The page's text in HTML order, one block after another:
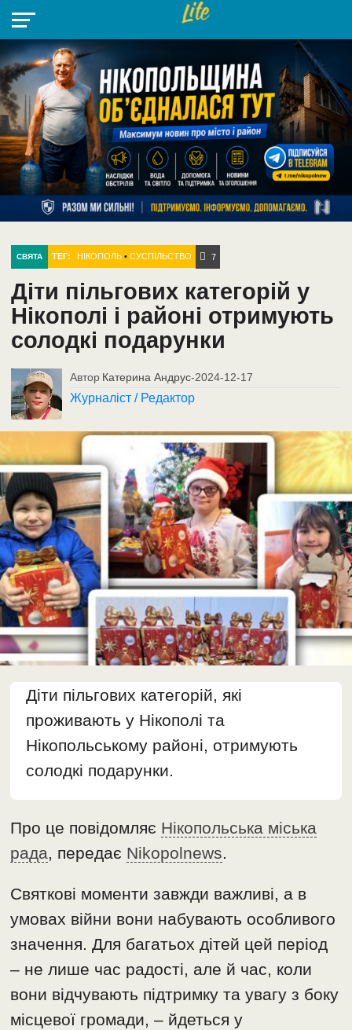
НІКОПОЛЬ
РАЙОН
СІЧЕСЛАВСЬКА
УКРАЇНА
РЕТРО
НІКОПОЛЬ
ЛАЙТ
УКРАЇНА
ДОПОМОГА
РАДІО
СВЯТА ТЕГ: НІКОПОЛЬ• СУСПІЛЬСТВО 7
Діти пільгових категорій у
Нікополі і районі отримують
солодкі подарунки
Автор Катерина Андрус-2024-12-17
Журналіст / Редактор
Діти пільгових категорій, які
проживають у Нікополі та
Нікопольському районі, отримують
солодкі подарунки.
Про це повідомляє Нікопольська міська
рада, передає Nikopolnews.
Святкові моменти завжди важливі, а в
умовах війни вони набувають особливого
значення. Для багатьох дітей цей період
– не лише час радості, але й час, коли
вони відчувають підтримку та увагу з боку
місцевої громади, – йдеться у